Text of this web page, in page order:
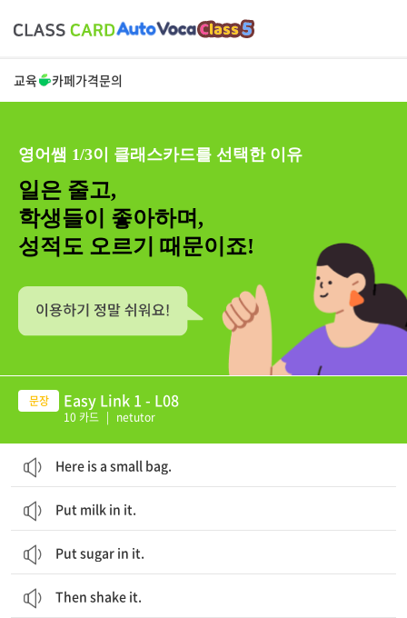
교육 카페가격문의
영어쌤 1/3이 클래스카드를 선택한 이유
일은 줄고,
학생들이 좋아하며,
성적도 오르기 때문이죠!
Easy Link 1 - L08
10 카드 | netutor
Here is a small bag.
Put milk in it.
Put sugar in it.
Then shake it.